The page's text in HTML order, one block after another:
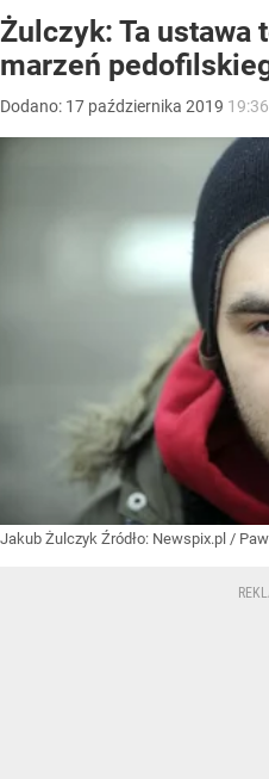
Żulczyk: Ta ustawa
marzeń
Dodano: 17 października 2019 19:36
Jakub Żulczyk Źródło: Newspix.pl /